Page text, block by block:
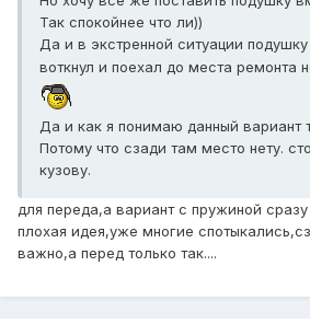
Так спокойнее что ли))
Да и в экстренной ситуации
воткнул и поехал до места ремонта
Да и как я понимаю данный вариант
Потому что сзади там место нету.
кузову.
для переда,а вариант с пружиной
плохая идея,уже многие
важно,а перед только так....